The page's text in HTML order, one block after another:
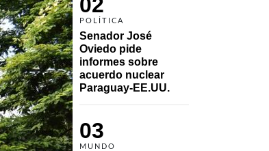
POLÍTICA
Senador José
Oviedo pide
informes sobre
acuerdo nuclear
Paraguay-EE.UU.
03
MUNDO